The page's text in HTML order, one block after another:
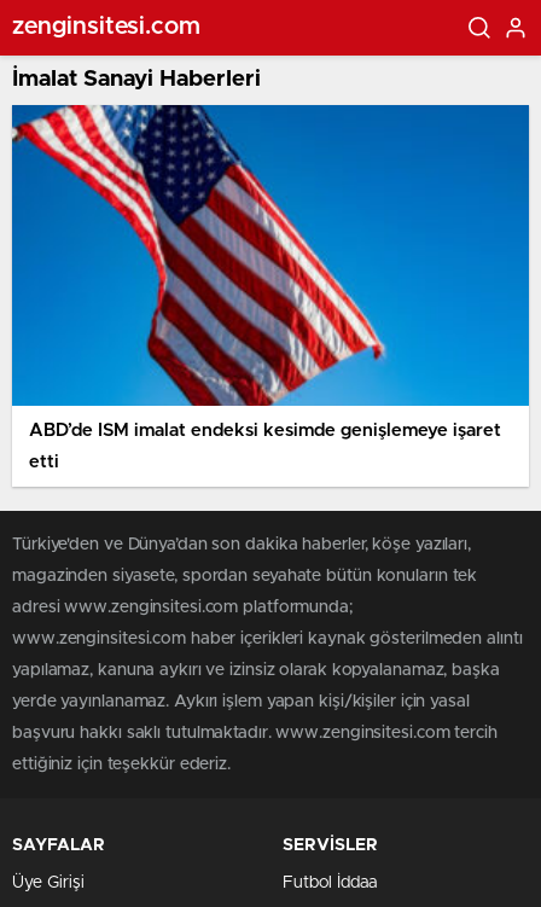
zenginsitesi.com
İmalat Sanayi Haberleri
ABD’de ISM imalat endeksi kesimde genişlemeye işaret
etti
Türkiye'den ve Dünya’dan son dakika haberler, köşe yazıları,
magazinden siyasete, spordan seyahate bütün konuların tek
adresi www.zenginsitesi.com platformunda;
www.zenginsitesi.com haber içerikleri kaynak gösterilmeden alıntı
yapılamaz, kanuna aykırı ve izinsiz olarak kopyalanamaz, başka
yerde yayınlanamaz. Aykırı işlem yapan kişi/kişiler için yasal
başvuru hakkı saklı tutulmaktadır. www.zenginsitesi.com tercih
ettiğiniz için teşekkür ederiz.
SAYFALAR
Üye Girişi
SERVİSLER
Futbol İddaa